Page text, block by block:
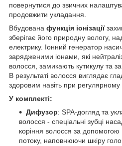
повернутися до звичних
продовжити укладання.
Вбудована функція іонізації
зберігає його природну вологу,
електрику. Іонний генератор
зарядженими іонами, які
волосся, замикають кутикулу та
В результаті волосся виглядає
здоровим навіть при регулярному
У комплекті:
Дифузор: SPA-догляд та
волосся - спеціальні зубці
коріння волосся за допомогою
потоку, наповнюючи шкіру